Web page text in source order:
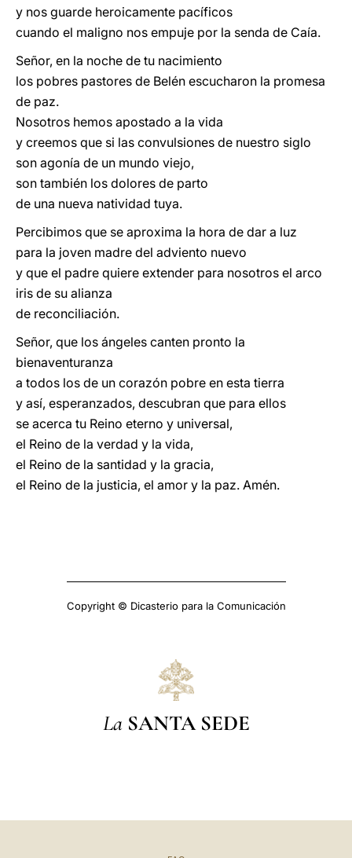
y nos guarde heroicamente pacíficos
cuando el maligno nos empuje por la senda de Caía.
Señor, en la noche de tu nacimiento
los pobres pastores de Belén escucharon la promesa
de paz.
Nosotros hemos apostado a la vida
y creemos que si las convulsiones de nuestro siglo
son agonía de un mundo viejo,
son también los dolores de parto
de una nueva natividad tuya.
Percibimos que se aproxima la hora de dar a luz
para la joven madre del adviento nuevo
y que el padre quiere extender para nosotros el arco
iris de su alianza
de reconciliación.
Señor, que los ángeles canten pronto la
bienaventuranza
a todos los de un corazón pobre en esta tierra
y así, esperanzados, descubran que para ellos
se acerca tu Reino eterno y universal,
el Reino de la verdad y la vida,
el Reino de la santidad y la gracia,
el Reino de la justicia, el amor y la paz. Amén.
Copyright © Dicasterio para la Comunicación
La SANTA SEDE